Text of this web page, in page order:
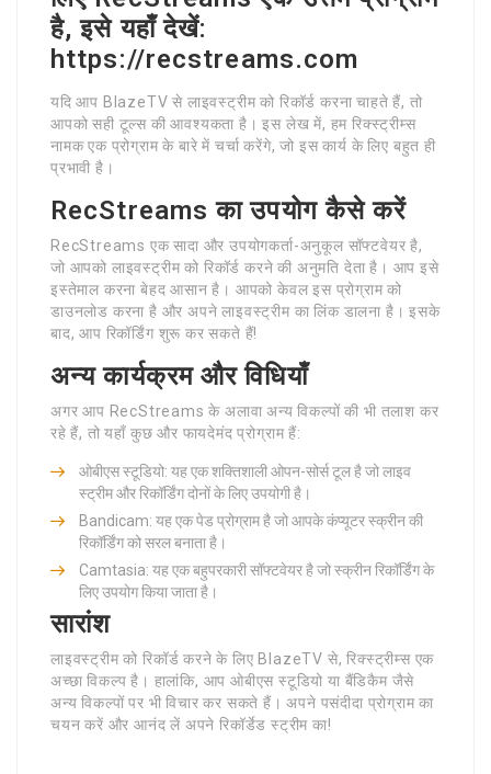
है, इसे यहाँ देखें:
https://recstreams.com
यदि आप BlazeTV से लाइवस्ट्रीम को रिकॉर्ड करना चाहते हैं, तो
आपको सही टूल्स की आवश्यकता है। इस लेख में, हम रिक्स्ट्रीम्स
नामक एक प्रोग्राम के बारे में चर्चा करेंगे, जो इस कार्य के लिए बहुत ही
प्रभावी है।
RecStreams का उपयोग कैसे करें
RecStreams एक सादा और उपयोगकर्ता-अनुकूल सॉफ्टवेयर है,
जो आपको लाइवस्ट्रीम को रिकॉर्ड करने की अनुमति देता है। आप इसे
इस्तेमाल करना बेहद आसान है। आपको केवल इस प्रोग्राम को
डाउनलोड करना है और अपने लाइवस्ट्रीम का लिंक डालना है। इसके
बाद, आप रिकॉर्डिंग शुरू कर सकते हैं!
अन्य कार्यक्रम और विधियाँ
अगर आप RecStreams के अलावा अन्य विकल्पों की भी तलाश कर
रहे हैं, तो यहाँ कुछ और फायदेमंद प्रोग्राम हैं:
ओबीएस स्टूडियो: यह एक शक्तिशाली ओपन-सोर्स टूल है जो लाइव
स्ट्रीम और रिकॉर्डिंग दोनों के लिए उपयोगी है।
Bandicam: यह एक पेड प्रोग्राम है जो आपके कंप्यूटर स्क्रीन की
रिकॉर्डिंग को सरल बनाता है।
Camtasia: यह एक बहुपरकारी सॉफ्टवेयर है जो स्क्रीन रिकॉर्डिंग के
लिए उपयोग किया जाता है।
सारांश
लाइवस्ट्रीम को रिकॉर्ड करने के लिए BlazeTV से, रिक्स्ट्रीम्स एक
अच्छा विकल्प है। हालांकि, आप ओबीएस स्टूडियो या बैंडिकैम जैसे
अन्य विकल्पों पर भी विचार कर सकते हैं। अपने पसंदीदा प्रोग्राम का
चयन करें और आनंद लें अपने रिकॉर्डेड स्ट्रीम का!